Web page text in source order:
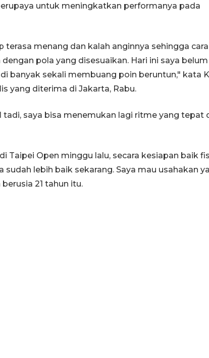
untuk meningkatkan performanya pada
terasa menang dan kalah anginnya sehingga cara
pola yang disesuaikan. Hari ini saya
banyak sekali membuang poin beruntun," kata
yang diterima di Jakarta, Rabu.
saya bisa menemukan lagi ritme yang tepat
Taipei Open minggu lalu, secara kesiapan baik
sudah lebih baik sekarang. Saya mau usahakan
21 tahun itu.